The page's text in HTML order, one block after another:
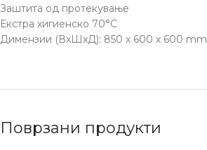
Заштита од протекување
Екстра хигиенско 70°C
Димензии (ВхШхД): 850 х 600 х 600 mm
Поврзани продукти